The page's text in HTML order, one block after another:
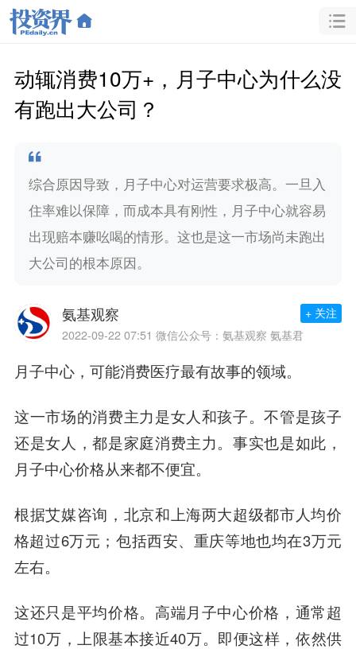
动辄消费10万+，月子中心为什么没
有跑出大公司？
综合原因导致，月子中心对运营要求极高。一旦入
住率难以保障，而成本具有刚性，月子中心就容易
出现赔本赚吆喝的情形。这也是这一市场尚未跑出
大公司的根本原因。
氨基观察
2022-09-22 07:51 微信公众号：氨基观察 氨基君
+ 关注
月子中心，可能消费医疗最有故事的领域。
这一市场的消费主力是女人和孩子。不管是孩子
还是女人，都是家庭消费主力。事实也是如此，
月子中心价格从来都不便宜。
根据艾媒咨询，北京和上海两大超级都市人均价
格超过6万元；包括西安、重庆等地也均在3万元
左右。
这还只是平均价格。高端月子中心价格，通常超
过10万，上限基本接近40万。即便这样，依然供